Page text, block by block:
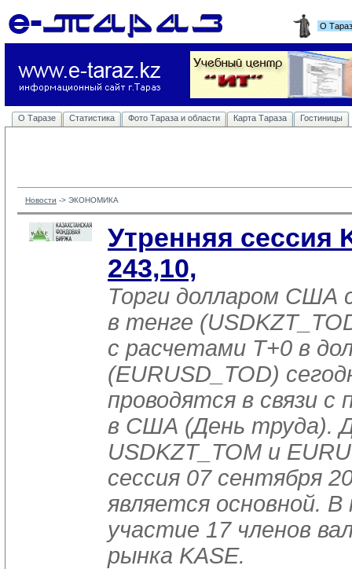
О
О Таразе Статистика Фото Тараза и области Карта Тараза Гостиницы
Новости -> ЭКОНОМИКА
Утренняя сессия
243,10,
Торги долларом США
в тенге
с расчетами T+0 в
(EURUSD_TOD)
проводятся в связи с
в США (День труда).
USDKZT_TOM и
сессия 07 сентября
является основной.
участие 17 членов
рынка KASE.